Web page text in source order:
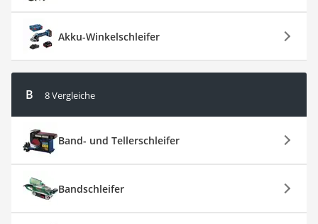
Akku-Winkelschleifer
B 8 Vergleiche
Band- und Tellerschleifer
Bandschleifer